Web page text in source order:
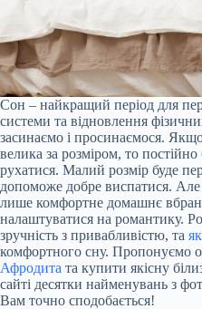
Сон – найкращий період для
системи та відновлення
засинаємо і просинаємося.
велика за розміром, то постійно
рухатися. Малий розмір буде
допоможе добре виспатися.
лише комфортне домашнє
налаштуватися на романтику.
зручність з привабливістю, та
комфортного сну. Пропонуємо
Афродита та купити якісну
сайті десятки найменувань з
Вам точно сподобається!